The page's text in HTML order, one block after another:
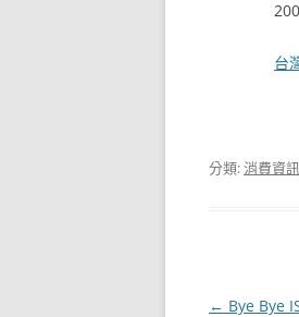
日
關
台
分類:消費資訊
文
← Bye Bye